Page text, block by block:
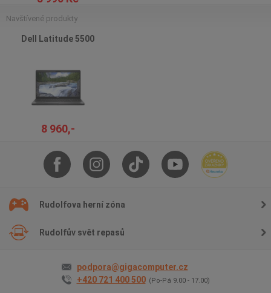
Navštívené produkty
Dell Latitude 5500
8 960,-
Rudolfova herní zóna
Rudolfův svět repasů
podpora@gigacomputer.cz
+420 721 400 500 (Po-Pá 9.00 - 17.00)